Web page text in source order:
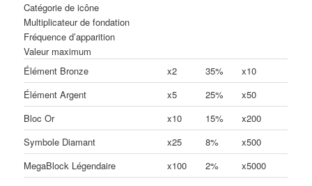
Catégorie de icône
Multiplicateur de fondation
Fréquence d’apparition
Valeur maximum
Élément Bronze
x2 35%
x10
Élément Argent
x5 25%
x50
Bloc Or
x10 15%
x200
Symbole Diamant
x25 8%
x500
MegaBlock Légendaire
x100 2% x5000